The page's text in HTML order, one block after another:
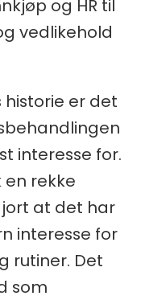
og HR til
vedlikehold
er det
interesse for.
en rekke
at det har
interesse for
rutiner. Det
som